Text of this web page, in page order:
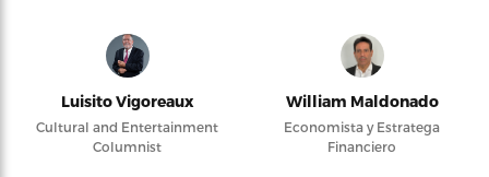
Luisito Vigoreaux
Cultural and Entertainment
Columnist
William Maldonado
Economista y Estratega
Financiero